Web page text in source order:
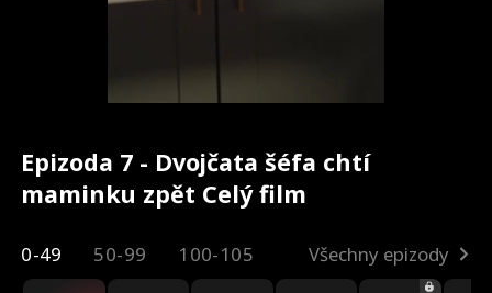
Epizoda 7 - Dvojčata šéfa chtí
maminku zpět Celý film
0-49 50-99 100-105 Všechny epizody